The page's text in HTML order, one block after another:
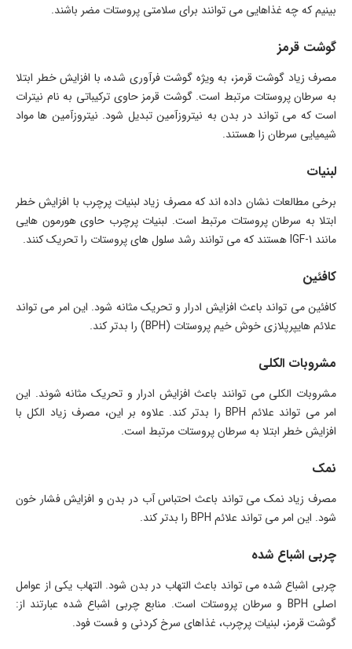
بینیم که چه غذاهایی می توانند برای سلامتی پروستات مضر باشند.
گوشت قرمز
مصرف زیاد گوشت قرمز، به ویژه گوشت فرآوری شده، با افزایش خطر ابتلا
به سرطان پروستات مرتبط است. گوشت قرمز حاوی ترکیباتی به نام نیترات
است که می تواند در بدن به نیتروزآمین تبدیل شود. نیتروزآمین ها مواد
شیمیایی سرطان زا هستند.
لبنیات
برخی مطالعات نشان داده اند که مصرف زیاد لبنیات پرچرب با افزایش خطر
ابتلا به سرطان پروستات مرتبط است. لبنیات پرچرب حاوی هورمون هایی
مانند IGF-1 هستند که می توانند رشد سلول های پروستات را تحریک کنند.
کافئین
کافئین می تواند باعث افزایش ادرار و تحریک مثانه شود. این امر می تواند
علائم هایپرپلازی خوش خیم پروستات (BPH) را بدتر کند.
مشروبات الکلی
مشروبات الکلی می توانند باعث افزایش ادرار و تحریک مثانه شوند. این
امر می تواند علائم BPH را بدتر کند. علاوه بر این، مصرف زیاد الکل با
افزایش خطر ابتلا به سرطان پروستات مرتبط است.
نمک
مصرف زیاد نمک می تواند باعث احتباس آب در بدن و افزایش فشار خون
شود. این امر می تواند علائم BPH را بدتر کند.
چربی اشباع شده
چربی اشباع شده می تواند باعث التهاب در بدن شود. التهاب یکی از عوامل
اصلی BPH و سرطان پروستات است. منابع چربی اشباع شده عبارتند از:
گوشت قرمز، لبنیات پرچرب، غذاهای سرخ کردنی و فست فود.